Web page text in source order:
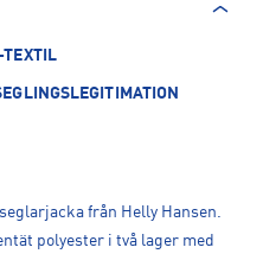
TEXTIL
från Helly Hansen.
polyester i två lager med